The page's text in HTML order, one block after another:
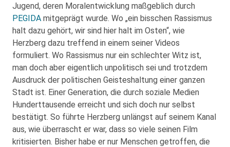
Jugend, deren Moralentwicklung maßgeblich durch
PEGIDA mitgeprägt wurde. Wo „ein bisschen Rassismus
halt dazu gehört, wir sind hier halt im Osten“, wie
Herzberg dazu treffend in einem seiner Videos
formuliert. Wo Rassismus nur ein schlechter Witz ist,
man doch aber eigentlich unpolitisch sei und trotzdem
Ausdruck der politischen Geisteshaltung einer ganzen
Stadt ist. Einer Generation, die durch soziale Medien
Hunderttausende erreicht und sich doch nur selbst
bestätigt. So führte Herzberg unlängst auf seinem Kanal
aus, wie überrascht er war, dass so viele seinen Film
kritisierten. Bisher habe er nur Menschen getroffen, die